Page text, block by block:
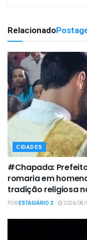
Relacionado
CIDADES
#Chapada:
romaria em
tradição religiosa
PORESTAGIÁRIO 2 2026/08/